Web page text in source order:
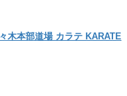
木本部道場 カラテ KARATE